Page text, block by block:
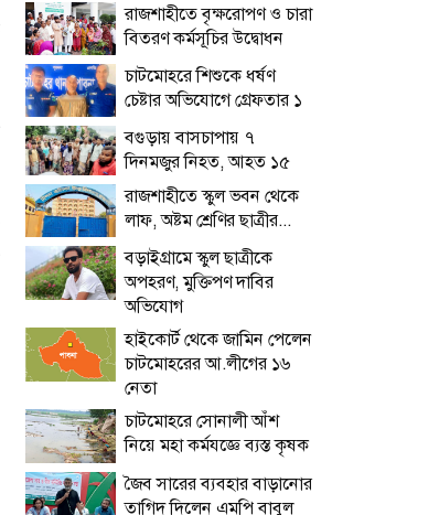
রাজশাহীতে বৃক্ষরোপণ ও চারা
বিতরণ কর্মসূচির উদ্বোধন
চাটমোহরে শিশুকে ধর্ষণ
চেষ্টার অভিযোগে গ্রেফতার ১
বগুড়ায় বাসচাপায় ৭
দিনমজুর নিহত, আহত ১৫
রাজশাহীতে স্কুল ভবন থেকে
লাফ, অষ্টম শ্রেণির ছাত্রীর...
বড়াইগ্রামে স্কুল ছাত্রীকে
অপহরণ, মুক্তিপণ দাবির
অভিযোগ
হাইকোর্ট থেকে জামিন পেলেন
চাটমোহরের আ.লীগের ১৬
নেতা
চাটমোহরে সোনালী আঁশ
নিয়ে মহা কর্মযজ্ঞে ব্যস্ত কৃষক
জৈব সারের ব্যবহার বাড়ানোর
তাগিদ দিলেন এমপি বাবুল